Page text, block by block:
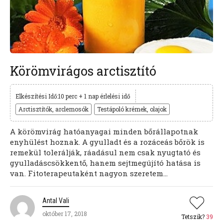
Körömvirágos arctisztító
Elkészítési Idő:10 perc + 1 nap érlelési idő
Arctisztítók, arclemosók
Testápoló krémek, olajok
A körömvirág hatóanyagai minden bőrállapotnak
enyhülést hoznak. A gyulladt és a rozáceás bőrök is
remekül tolerálják, ráadásul nem csak nyugtató és
gyulladáscsökkentő, hanem sejtmegújító hatása is
van. Fitoterapeutaként nagyon szeretem...
Antal Vali
október 17, 2018
Tetszik? 39